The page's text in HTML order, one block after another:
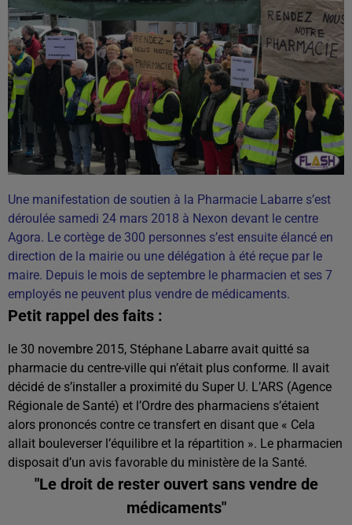
Une manifestation de soutien à la Pharmacie Labarre s’est
déroulée samedi 24 mars 2018 à Nexon devant le centre
Agora. Le cortège de 300 personnes s’est ensuite élancé en
direction de la mairie ou une délégation à été reçue par le
maire. Depuis le mois de septembre le pharmacien et ses 7
employés ne peuvent plus vendre de médicaments.
Petit rappel des faits :
le 30 novembre 2015, Stéphane Labarre avait quitté sa
pharmacie du centre-ville qui n’était plus conforme. Il avait
décidé de s’installer a proximité du Super U. L’ARS (Agence
Régionale de Santé) et l’Ordre des pharmaciens s’étaient
alors prononcés contre ce transfert en disant que « Cela
allait bouleverser l’équilibre et la répartition ». Le pharmacien
disposait d’un avis favorable du ministère de la Santé.
"Le droit de rester ouvert sans vendre de
médicaments"